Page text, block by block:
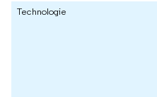
Technologie